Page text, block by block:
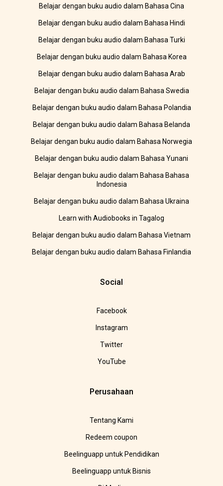
Belajar dengan buku audio dalam Bahasa Cina
Belajar dengan buku audio dalam Bahasa Hindi
Belajar dengan buku audio dalam Bahasa Turki
Belajar dengan buku audio dalam Bahasa Korea
Belajar dengan buku audio dalam Bahasa Arab
Belajar dengan buku audio dalam Bahasa Swedia
Belajar dengan buku audio dalam Bahasa Polandia
Belajar dengan buku audio dalam Bahasa Belanda
Belajar dengan buku audio dalam Bahasa Norwegia
Belajar dengan buku audio dalam Bahasa Yunani
Belajar dengan buku audio dalam Bahasa Bahasa
Indonesia
Belajar dengan buku audio dalam Bahasa Ukraina
Learn with Audiobooks in Tagalog
Belajar dengan buku audio dalam Bahasa Vietnam
Belajar dengan buku audio dalam Bahasa Finlandia
Social
Facebook
Instagram
Twitter
YouTube
Perusahaan
Tentang Kami
Redeem coupon
Beelinguapp untuk Pendidikan
Beelinguapp untuk Bisnis